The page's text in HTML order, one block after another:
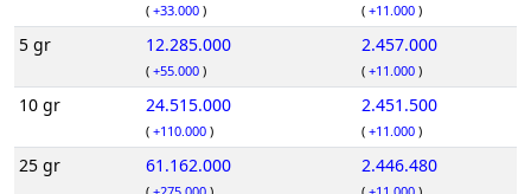
( +33.000 ) ( +11.000 )
5 gr 12.285.000
( +55.000 )
2.457.000
( +11.000 )
10 gr 24.515.000
( +110.000 )
2.451.500
( +11.000 )
25 gr 61.162.000 2.446.480